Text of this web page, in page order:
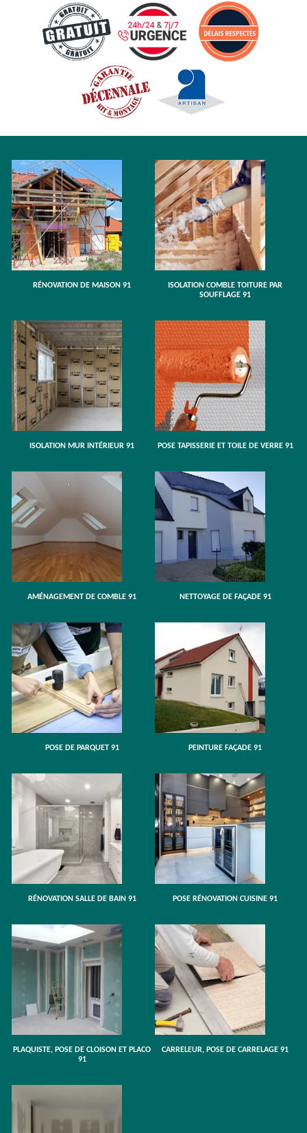
RÉNOVATION DE MAISON 91
ISOLATION COMBLE TOITURE PAR
SOUFFLAGE 91
ISOLATION MUR INTÉRIEUR 91 POSE TAPISSERIE ET TOILE DE VERRE 91
AMÉNAGEMENT DE COMBLE 91 NETTOYAGE DE FAÇADE 91
POSE DE PARQUET 91 PEINTURE FAÇADE 91
RÉNOVATION SALLE DE BAIN 91 POSE RÉNOVATION CUISINE 91
PLAQUISTE, POSE DE CLOISON ET PLACO
91
CARRELEUR, POSE DE CARRELAGE 91